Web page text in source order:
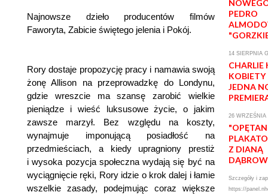
Najnowsze dzieło producentów filmów
Faworyta, Zabicie świętego jelenia i Pokój.
Rory dostaje propozycję pracy i namawia swoją
żonę Allison na przeprowadzkę do Londynu,
gdzie wreszcie ma szansę zarobić wielkie
pieniądze i wieść luksusowe życie, o jakim
zawsze marzył. Bez względu na koszty,
wynajmuje imponującą posiadłość na
przedmieściach, a kiedy upragniony prestiż
i wysoka pozycja społeczna wydają się być na
wyciągnięcie ręki, Rory idzie o krok dalej i łamie
wszelkie zasady, podejmując coraz większe
PEDRO
14 SIERPNIA
CHARLIE
JEDNA
26 WRZEŚNIA
Z DIANĄ
Szczegóły i
https://